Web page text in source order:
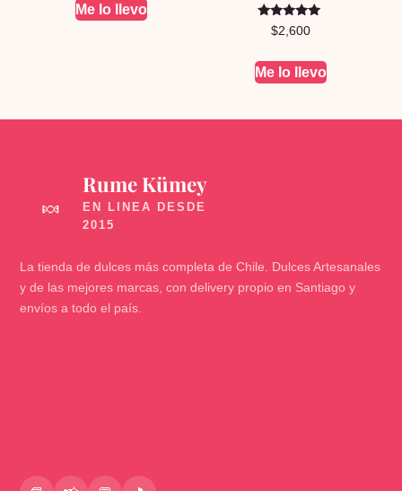
Me lo llevo
Valorado en
5.00
$2,600
Me lo llevo
🍬
Rume Kümey
La tienda de dulces más completa de Chile. Dulces Artesanales
y de las mejores marcas, con delivery propio en Santiago y
envíos a todo el país.